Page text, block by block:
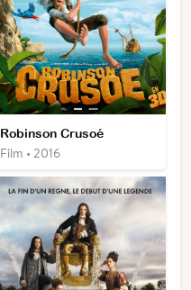
Robinson Crusoé
Film • 2016